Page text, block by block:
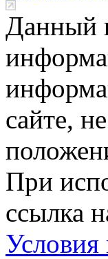
Данный
сайте,
При
ссылка
Условия